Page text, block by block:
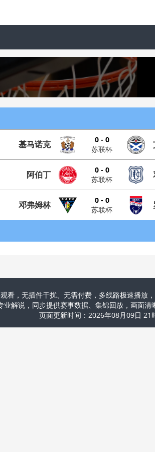
基马诺克
0 - 0
苏联杯
阿伯丁
0 - 0
苏联杯
邓弗姆林
0 - 0
苏联杯
看，无插件干扰、无需付费，多线路极速播
解说，同步提供赛事数据、集锦回放，画面
页面更新时间：2026年08月09日 21